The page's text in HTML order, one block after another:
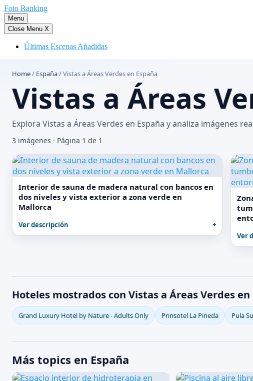
Saltar
al
contenido
Foto Ranking
Menu
Close Menu X
Últimas Escenas Añadidas
Home/ España/Vistas a Áreas Verdes en España
Vistas a Áreas
Explora Vistas a Áreas Verdes en España y analiza imágenes
3 imágenes · Página 1 de 1
Interior de sauna de madera natural con bancos en
dos niveles y vista exterior a zona verde en
Mallorca
Ver descripción
Ver
Hoteles mostrados con Vistas a Áreas Verdes en
Grand Luxury Hotel by Nature - Adults Only Prinsotel La Pineda Pula
Más topics en España